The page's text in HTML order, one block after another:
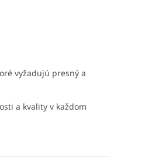
vyžadujú presný a
a kvality v každom